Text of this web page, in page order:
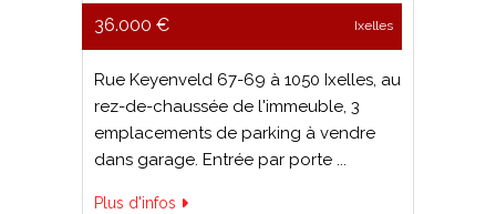
36.000 € Ixelles
Rue Keyenveld 67-69 à 1050 Ixelles, au
rez-de-chaussée de l'immeuble, 3
emplacements de parking à vendre
dans garage. Entrée par porte ...
Plus d'infos